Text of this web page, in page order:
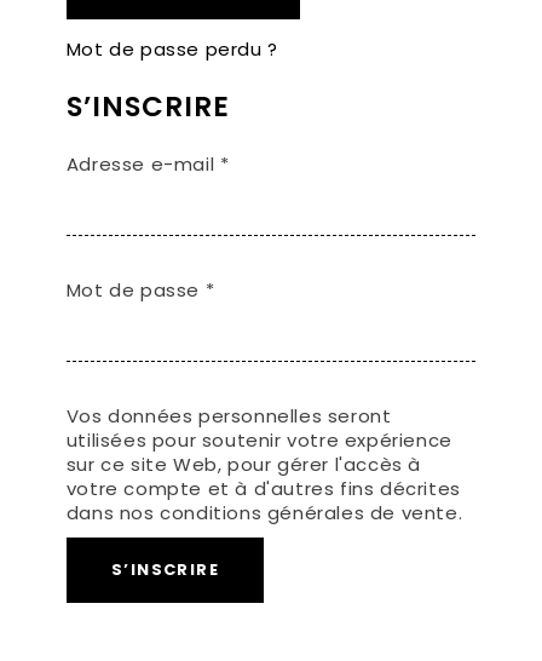
Mot de passe perdu ?
S’INSCRIRE
Adresse e-mail *Obligatoire
Mot de passe *Obligatoire
Vos données personnelles seront
utilisées pour soutenir votre expérience
sur ce site Web, pour gérer l'accès à
votre compte et à d'autres fins décrites
dans nos conditions générales de vente.
S’INSCRIRE